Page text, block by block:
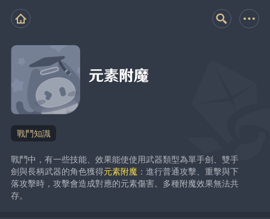
元素附魔
戰鬥知識
戰鬥中，有一些技能、效果能使使用武器類型為單手劍、雙手
劍與長柄武器的角色獲得元素附魔 ：進行普通攻擊、重擊與下
落攻擊時，攻擊會造成對應的元素傷害。多種附魔效果無法共
存。